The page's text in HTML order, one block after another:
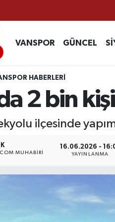
VANSPOR GÜNCEL
HABERLERİ
2 bin
ilçesinde
MUHABIRI
16.06.2026 -
YAYINLANMA